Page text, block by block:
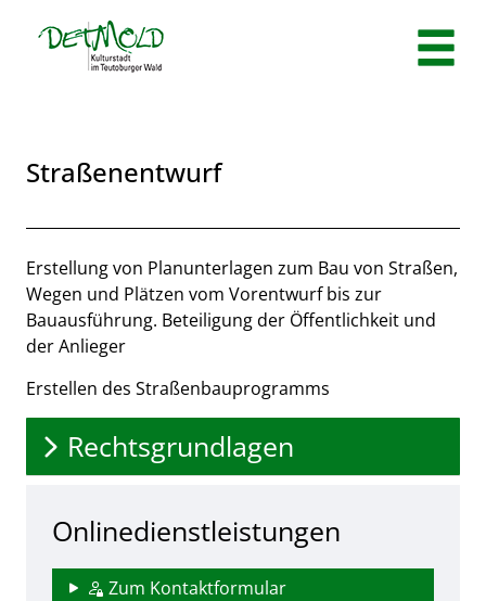
Zum Hauptinhalt springen
Straßenentwurf
Beschreibung
Erstellung von Planunterlagen zum Bau von Straßen,
Wegen und Plätzen vom Vorentwurf bis zur
Bauausführung. Beteiligung der Öffentlichkeit und
der Anlieger
Erstellen des Straßenbauprogramms
Rechtsgrundlagen
Onlinedienstleistungen
Zum Kontaktformular